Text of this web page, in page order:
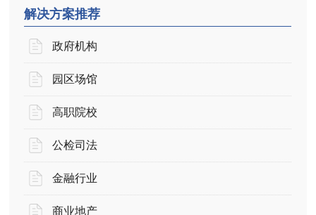
解决方案推荐
政府机构
园区场馆
高职院校
公检司法
金融行业
商业地产